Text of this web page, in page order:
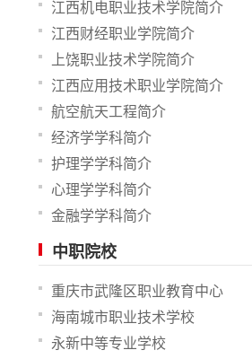
江西机电职业技术学院简介
江西财经职业学院简介
上饶职业技术学院简介
江西应用技术职业学院简介
航空航天工程简介
经济学学科简介
护理学学科简介
心理学学科简介
金融学学科简介
中职院校
重庆市武隆区职业教育中心
海南城市职业技术学校
永新中等专业学校